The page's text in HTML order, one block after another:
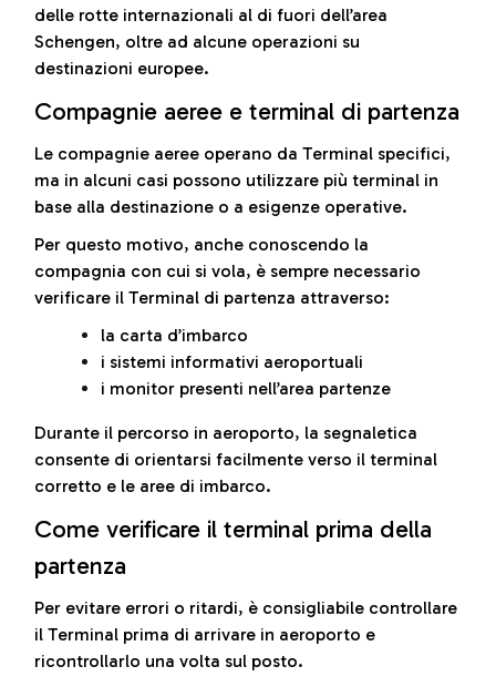
delle rotte internazionali al di fuori dell’area
Schengen, oltre ad alcune operazioni su
destinazioni europee.
Compagnie aeree e terminal di partenza
Le compagnie aeree operano da Terminal specifici,
ma in alcuni casi possono utilizzare più terminal in
base alla destinazione o a esigenze operative.
Per questo motivo, anche conoscendo la
compagnia con cui si vola, è sempre necessario
verificare il Terminal di partenza attraverso:
la carta d’imbarco
i sistemi informativi aeroportuali
i monitor presenti nell’area partenze
Durante il percorso in aeroporto, la segnaletica
consente di orientarsi facilmente verso il terminal
corretto e le aree di imbarco.
Come verificare il terminal prima della
partenza
Per evitare errori o ritardi, è consigliabile controllare
il Terminal prima di arrivare in aeroporto e
ricontrollarlo una volta sul posto.